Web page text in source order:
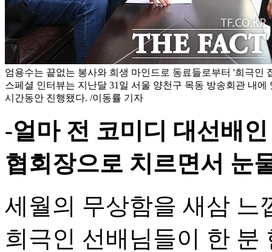
엄용수는 끝없는 봉사와 희생 마인드로 동료들로부터 '희극인
스페셜 인터뷰는 지난달 31일 서울 양천구 목동 방송회관 내에
시간동안 진행됐다. /이동률 기자
-얼마 전 코미디 대선배
협회장으로 치르면서 눈
세월의 무상함을 새삼 느
희극인 선배님들이 한 분